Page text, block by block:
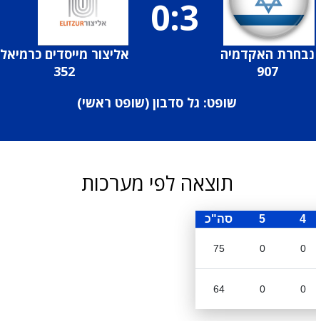
נבחרת האקדמיה
907
0:3
אליצור מייסדים כרמיאל
352
שופט: גל סדבון (שופט ראשי)
תוצאה לפי מערכות
4
5 סה"כ
0
0
75
0
0
64